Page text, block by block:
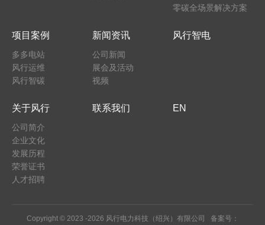
零碳全场景解决方案
项目案例
多多电站
风行运维
风行智碳
新闻资讯
公司新闻
展会及活动
视频
风行智电
关于风行
公司简介
企业文化
发展历程
荣誉证书
人才招聘
联系我们 EN
Copyright © 2023 -2026 风行电力科技（绍兴）有限公司 备案号：